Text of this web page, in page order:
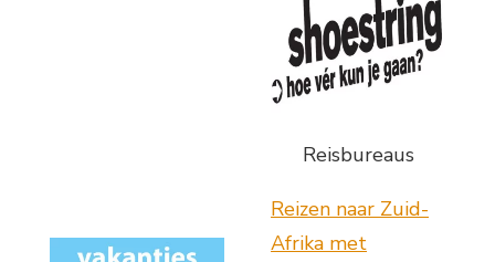
Reisbureaus
Reizen naar Zuid-
Afrika met